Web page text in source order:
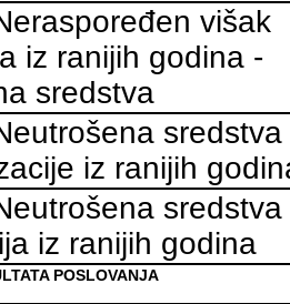
višak
iz ranijih godina -
sredstva
sredstva
iz ranijih
sredstva
iz ranijih godina
POSLOVANJA